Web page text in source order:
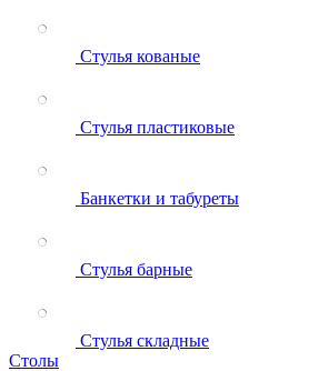
Стулья кованые
Стулья пластиковые
Банкетки и табуреты
Стулья барные
Стулья складные
Столы